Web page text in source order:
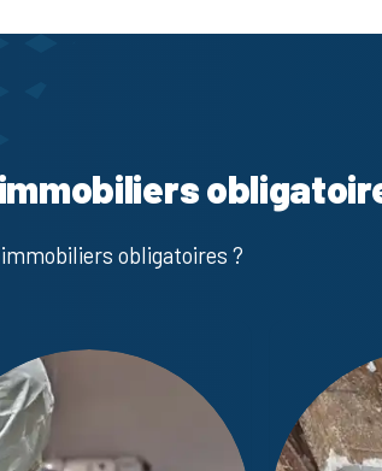
obligatoires ?